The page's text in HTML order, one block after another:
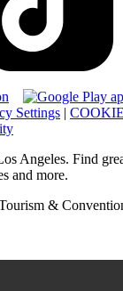
Settings |
Angeles. Find
and more.
&